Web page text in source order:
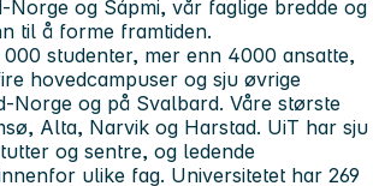
Norge og Sápmi, vår faglige bredde og
til å forme framtiden.
studenter, mer enn 4000 ansatte,
hovedcampuser og sju øvrige
Norge og på Svalbard. Våre største
Alta, Narvik og Harstad. UiT har sju
og sentre, og ledende
ulike fag. Universitetet har 269